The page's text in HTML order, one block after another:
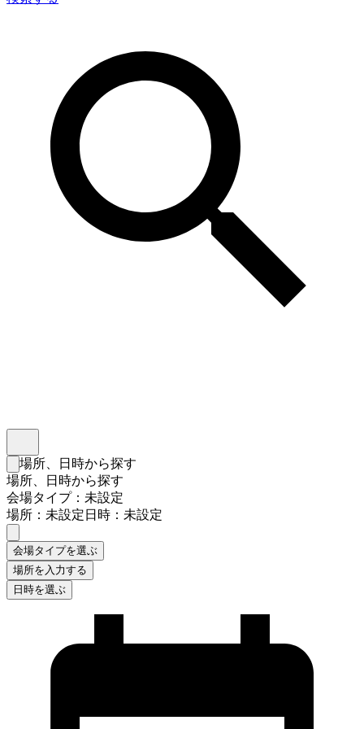
検索フォームを閉じる
場所、日時から探す
場所、日時から探す
会場タイプ：未設定
場所：未設定日時：未設定
会場タイプを選ぶ
場所を入力する
日時を選ぶ